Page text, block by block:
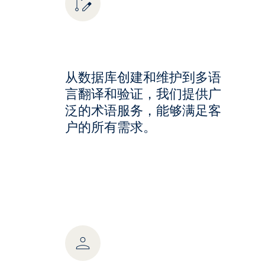
从数据库创建和维护到多语
言翻译和验证，我们提供广
泛的术语服务，能够满足客
户的所有需求。